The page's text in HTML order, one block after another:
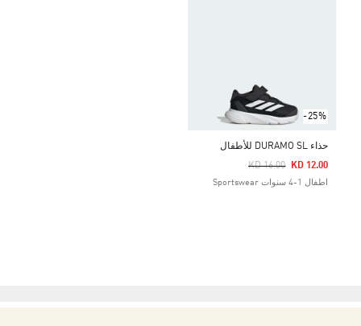
-25%
حذاء DURAMO SL للأطفال
Price Reduced From
KD 16.00
To KD 12.00
اطفال 1-4 سنوات Sportswear